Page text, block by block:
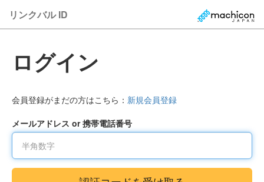
リンクバル ID
ログイン
会員登録がまだの方はこちら： 新規会員登録
メールアドレス or 携帯電話番号